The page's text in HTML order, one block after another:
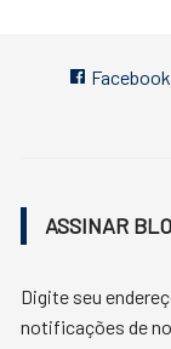
Facebook
ASSINAR
Digite seu
notificações de